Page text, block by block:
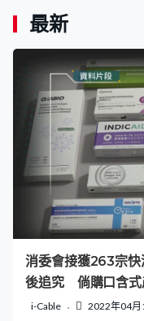
最新
消委會接獲263宗
後追究 倘購口含式
i-Cable 2022年04月